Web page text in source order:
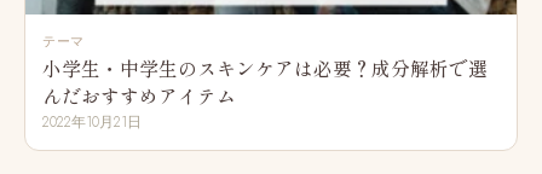
テーマ
小学生・中学生のスキンケアは必要？成分解析で選
んだおすすめアイテム
2022年10月21日